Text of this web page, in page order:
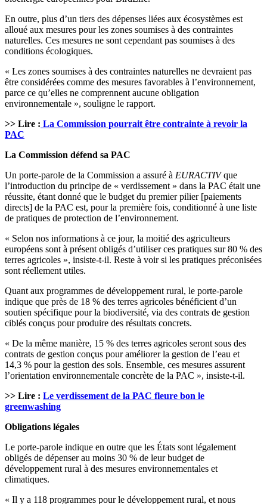
En outre, plus d’un tiers des dépenses liées aux écosystèmes est
alloué aux mesures pour les zones soumises à des contraintes
naturelles. Ces mesures ne sont cependant pas soumises à des
conditions écologiques.
« Les zones soumises à des contraintes naturelles ne devraient pas
être considérées comme des mesures favorables à l’environnement,
parce ce qu’elles ne comprennent aucune obligation
environnementale », souligne le rapport.
>> Lire : La Commission pourrait être contrainte à revoir la
PAC
La Commission défend sa PAC
Un porte-parole de la Commission a assuré à EURACTIVque
l’introduction du principe de « verdissement » dans la PAC était une
réussite, étant donné que le budget du premier pilier [paiements
directs] de la PAC est, pour la première fois, conditionné à une liste
de pratiques de protection de l’environnement.
« Selon nos informations à ce jour, la moitié des agriculteurs
européens sont à présent obligés d’utiliser ces pratiques sur 80 % des
terres agricoles », insiste-t-il. Reste à voir si les pratiques préconisées
sont réellement utiles.
Quant aux programmes de développement rural, le porte-parole
indique que près de 18 % des terres agricoles bénéficient d’un
soutien spécifique pour la biodiversité, via des contrats de gestion
ciblés conçus pour produire des résultats concrets.
« De la même manière, 15 % des terres agricoles seront sous des
contrats de gestion conçus pour améliorer la gestion de l’eau et
14,3 % pour la gestion des sols. Ensemble, ces mesures assurent
l’orientation environnementale concrète de la PAC », insiste-t-il.
>> Lire : Le verdissement de la PAC fleure bon le
greenwashing
Obligations légales
Le porte-parole indique en outre que les États sont légalement
obligés de dépenser au moins 30 % de leur budget de
développement rural à des mesures environnementales et
climatiques.
« Il y a 118 programmes pour le développement rural, et nous